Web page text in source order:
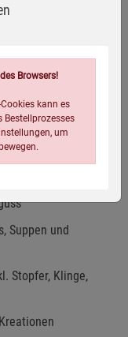
eine sichere
Halt beim
Arbeiten und
Suppen und
Stopfer, Klinge,
Browsers!
kann es
Bestellprozesses
um